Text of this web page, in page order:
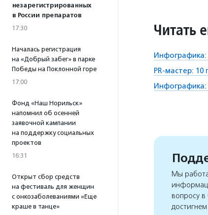
незарегистрированных
в России препаратов
17:30
Началась регистрация
на «Добрый забег» в парке
Победы на Поклонной горе
17:00
Фонд «Наш Норильск»
напомнил об осенней
заявочной кампании
на поддержку социальных
проектов
16:31
Открыт сбор средств
на фестиваль для женщин
с онкозаболеваниями «Еще
краше в танце»
Читать
Инфографика:
PR-мастер:
Инфографика:
Мы
вопросу в
достигнем